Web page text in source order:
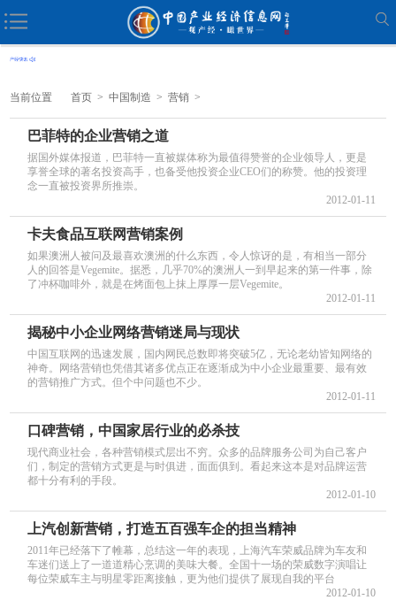
当前位置 首页 > 中国制造 > 营销 >
巴菲特的企业营销之道
据国外媒体报道，巴菲特一直被媒体称为最值得赞誉的企业领导人，更是
享誉全球的著名投资高手，也备受他投资企业CEO们的称赞。他的投资理
念一直被投资界所推崇。
2012-01-11
卡夫食品互联网营销案例
如果澳洲人被问及最喜欢澳洲的什么东西，令人惊讶的是，有相当一部分
人的回答是Vegemite。据悉，几乎70%的澳洲人一到早起来的第一件事，除
了冲杯咖啡外，就是在烤面包上抹上厚厚一层Vegemite。
2012-01-11
揭秘中小企业网络营销迷局与现状
中国互联网的迅速发展，国内网民总数即将突破5亿，无论老幼皆知网络的
神奇。网络营销也凭借其诸多优点正在逐渐成为中小企业最重要、最有效
的营销推广方式。但个中问题也不少。
2012-01-11
口碑营销，中国家居行业的必杀技
现代商业社会，各种营销模式层出不穷。众多的品牌服务公司为自己客户
们，制定的营销方式更是与时俱进，面面俱到。看起来这本是对品牌运营
都十分有利的手段。
2012-01-10
上汽创新营销，打造五百强车企的担当精神
2011年已经落下了帷幕，总结这一年的表现，上海汽车荣威品牌为车友和
车迷们送上了一道道精心烹调的美味大餐。全国十一场的荣威数字演唱让
每位荣威车主与明星零距离接触，更为他们提供了展现自我的平台
2012-01-10